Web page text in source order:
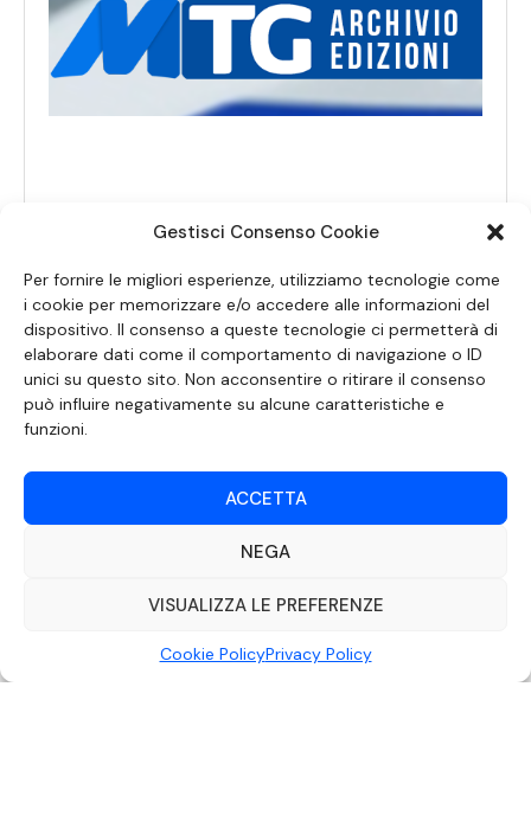
Gestisci Consenso Cookie
Per fornire le migliori esperienze, utilizziamo tecnologie come
i cookie per memorizzare e/o accedere alle informazioni del
dispositivo. Il consenso a queste tecnologie ci permetterà di
elaborare dati come il comportamento di navigazione o ID
unici su questo sito. Non acconsentire o ritirare il consenso
può influire negativamente su alcune caratteristiche e
funzioni.
ACCETTA
NEGA
VISUALIZZA LE PREFERENZE
Cookie PolicyPrivacy Policy
SEGUICI SUI SOCIAL
DOCUMENTO REDATTO AI SENSI DELL’ART. 6 DEL DECRETO DEL MINISTRO